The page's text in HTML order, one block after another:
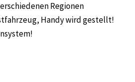
Regionen
Handy wird gestellt!